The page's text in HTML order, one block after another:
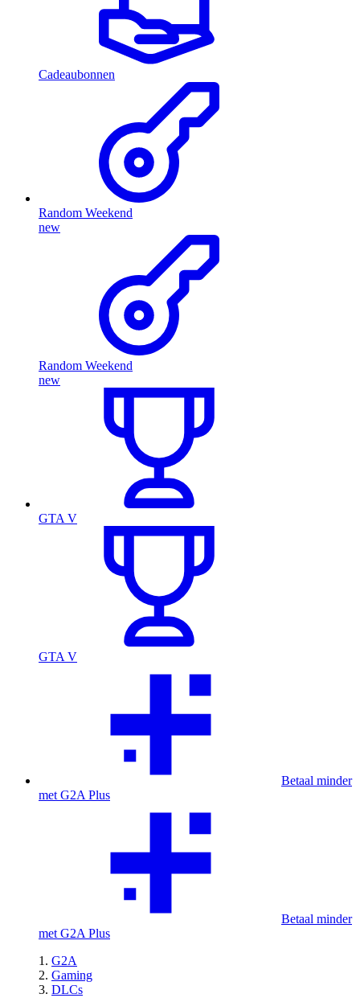
Cadeaubonnen
Random Weekend
new
Random Weekend
new
GTA V
GTA V
Betaal minder
met G2A Plus
Betaal minder
met G2A Plus
G2A
Gaming
DLCs